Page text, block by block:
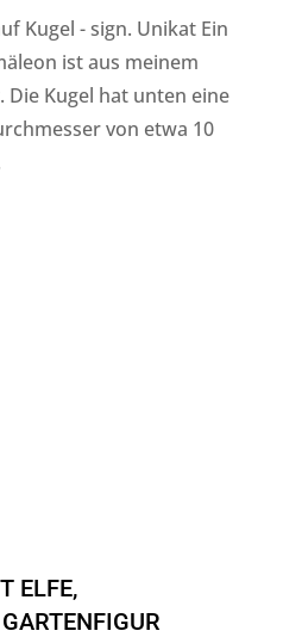
Kugel - sign. Unikat Ein
ist aus meinem
Kugel hat unten eine
von etwa 10
ELFE,